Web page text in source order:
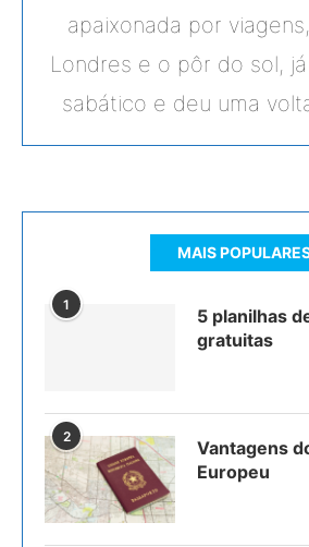
apaixonada por
Londres e o pôr do sol,
sabático e deu uma
MAIS
1
5 planilhas
gratuitas
2
Vantagens
Europeu